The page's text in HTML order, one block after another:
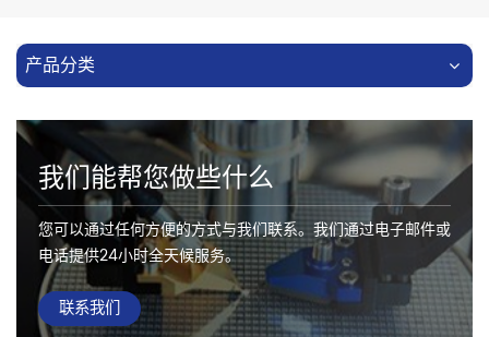
产品分类
我们能帮您做些什么
您可以通过任何方便的方式与我们联系。我们通过电子邮件或
电话提供24小时全天候服务。
联系我们